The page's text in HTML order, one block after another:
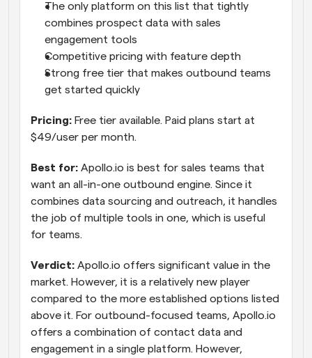
The only platform on this list that tightly
combines prospect data with sales
engagement tools
Competitive pricing with feature depth
Strong free tier that makes outbound teams
get started quickly
Pricing: Free tier available. Paid plans start at
$49/user per month.
Best for: Apollo.io is best for sales teams that
want an all-in-one outbound engine. Since it
combines data sourcing and outreach, it handles
the job of multiple tools in one, which is useful
for teams.
Verdict: Apollo.io offers significant value in the
market. However, it is a relatively new player
compared to the more established options listed
above it. For outbound-focused teams, Apollo.io
offers a combination of contact data and
engagement in a single platform. However,